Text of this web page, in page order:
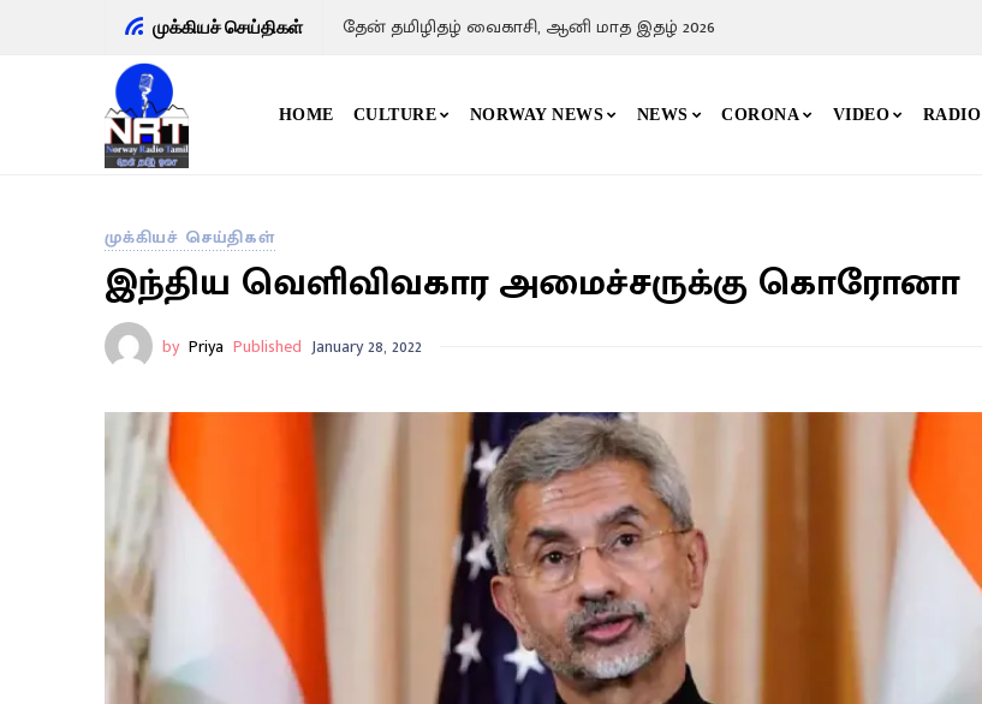
முக்கியச் செய்திகள் தேன் தமிழிதழ் வைகாசி, ஆனி மாத இதழ் 2026
HOME CULTURE NORWAY NEWS NEWS CORONA VIDEO RADIO
முக்கியச் செய்திகள்
இந்திய வெளிவிவகார அமைச்சருக்கு கொரோனா
by Priya Published January 28, 2022